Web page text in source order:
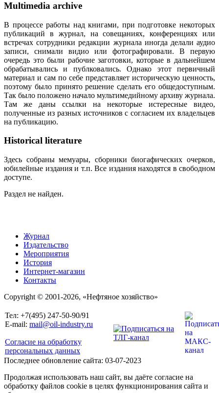
Multimedia archive
В процессе работы над книгами, при подготовке некоторых
публикаций в журнал, на совещаниях, конференциях или
встречах сотрудники редакции журнала иногда делали аудио
записи, снимали видио или фотографировали. В первую
очередь это были рабочие заготовки, которые в дальнейшем
обрабатывались и публковались. Однако этот первичный
материал и сам по себе представляет историческую ценность,
поэтому было принято решение сделать его общедоступным.
Так было положено начало мультимедийному архиву журнала.
Там же даны ссылки на некоторые истересные видео,
полученные из разных источников с согласием их владельцев
на публикацию.
Historical literature
Здесь собраны мемуары, сборники биогафических очерков,
юбилейные издания и т.п. Все издания находятся в свободном
доступе.
Раздел не найден.
Журнал
Издательство
Мероприятия
История
Интернет-магазин
Контакты
Copyright © 2001-2026, «Нефтяное хозяйство»
Тел: +7(495) 247-50-90/91
E-mail: mail@oil-industry.ru
Согласие на обработку
персональных данных
Последнее обновление сайта: 03-07-2023
Продолжая использовать наш сайт, вы даёте согласие на
обработку файлов cookie в целях функционирования сайта и